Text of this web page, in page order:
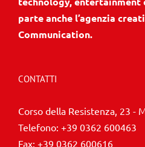
parte anche l’agenzia
Communication.
CONTATTI
Corso della Resistenza, 23 -
Telefono: +39 0362 600463
Fax: +39 0362 600616